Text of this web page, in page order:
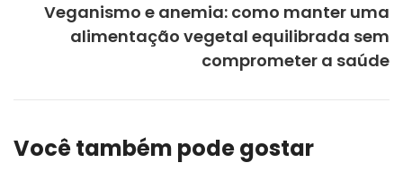
Veganismo e anemia: como manter uma
alimentação vegetal equilibrada sem
comprometer a saúde
Você também pode gostar